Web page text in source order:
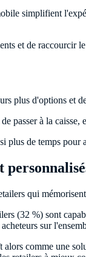
simplifient
et de raccourcir
plus d'options et
passer à la
plus de temps
qui
(32 %) sont
sur
comme une